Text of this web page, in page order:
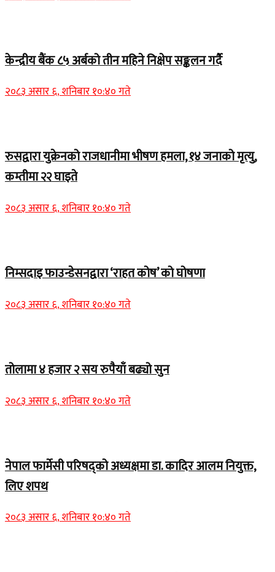
केन्द्रीय बैंक ८५ अर्बको तीन महिने निक्षेप सङ्कलन गर्दै
२०८३ असार ६, शनिबार १०:४० गते
रुसद्वारा युक्रेनको राजधानीमा भीषण हमला, १४ जनाको मृत्यु,
कम्तीमा २२ घाइते
२०८३ असार ६, शनिबार १०:४० गते
निम्सदाइ फाउन्डेसनद्वारा ‘राहत कोष’ को घोषणा
२०८३ असार ६, शनिबार १०:४० गते
तोलामा ४ हजार २ सय रुपैयाँ बढ्यो सुन
२०८३ असार ६, शनिबार १०:४० गते
नेपाल फार्मेसी परिषद्को अध्यक्षमा डा. कादिर आलम नियुक्त,
लिए शपथ
२०८३ असार ६, शनिबार १०:४० गते